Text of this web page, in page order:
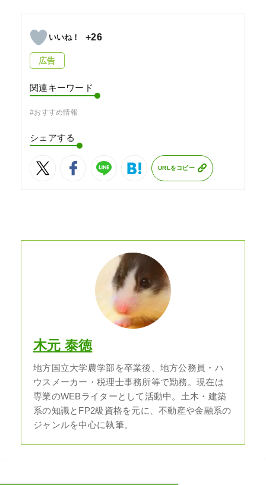
+26
広告
関連キーワード
#おすすめ情報
シェアする
URLをコピー
木元 泰徳
地方国立大学農学部を卒業後、地方公務員・ハ
ウスメーカー・税理士事務所等で勤務。現在は
専業のWEBライターとして活動中。土木・建築
系の知識とFP2級資格を元に、不動産や金融系の
ジャンルを中心に執筆。